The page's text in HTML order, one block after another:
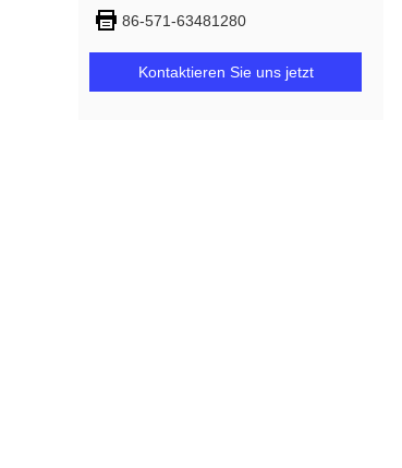
86-571-63481280
Kontaktieren Sie uns jetzt